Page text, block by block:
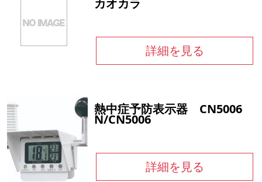
カオカラ
詳細を見る
熱中症予防表示器 CN5006
N/CN5006
詳細を見る